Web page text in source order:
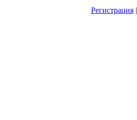
Регистрация|